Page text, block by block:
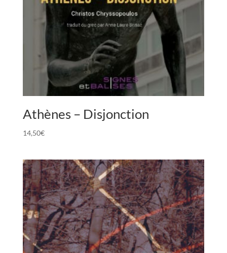
Athènes – Disjonction
14,50€